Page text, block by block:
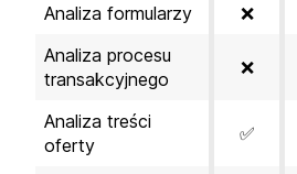
Analiza formularzy
❌
Analiza procesu
transakcyjnego
❌
Analiza treści
oferty
✅